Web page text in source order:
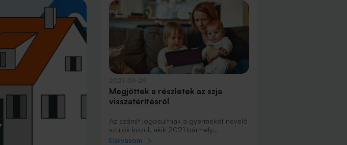
Megjöttek a részletek az szja
visszatérítésről
Az számít jogosultnak a gyermeket nevelő
szülők közül, akik 2021 bármely
időszakában családi kedvezményben
Elolvasom